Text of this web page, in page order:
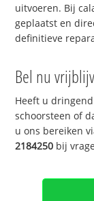
uitvoeren. Bij
geplaatst en
definitieve
Bel nu
Heeft u
schoorsteen of
u ons bereiken
2184250 bij